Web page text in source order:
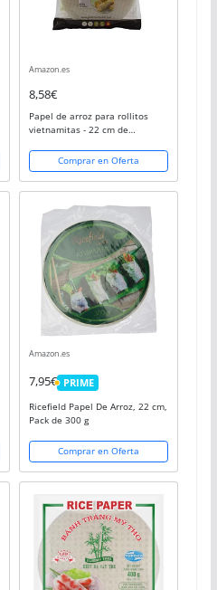
Amazon.es
8,58€
Papel de arroz para rollitos
vietnamitas - 22 cm de
Comprar en Oferta
Amazon.es
7,95€ PRIME
PRIME
Ricefield Papel De Arroz, 22 cm,
Pack de 300 g
Comprar en Oferta